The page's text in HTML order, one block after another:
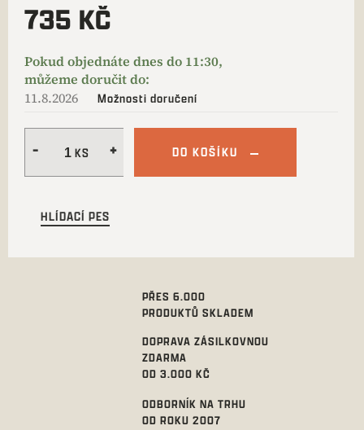
735 KČ
11.8.2026 Možnosti doručení
DO KOŠÍKU
HLÍDACÍ PES
PŘES 6.000
PRODUKTŮ SKLADEM
DOPRAVA ZÁSILKOVNOU
ZDARMA
OD 3.000 KČ
ODBORNÍK NA TRHU
OD ROKU 2007